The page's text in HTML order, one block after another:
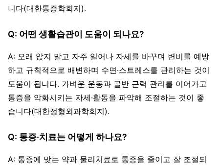
니다(대한통증학회지).
Q: 어떤 생활습관이 도움이 되나요?
A: 오래 앉지 말고 자주 일어나 자세를 바꾸며 변비를 예방
하고 규칙적으로 배변하며 수면·스트레스를 관리하는 것이
도움이 됩니다. 가벼운 운동과 골반 근력 관리를 이어가고
통증을 악화시키는 자세·활동을 파악해 조절하는 것이 좋
습니다(대한정형외과학회지).
Q: 통증·치료는 어떻게 하나요?
A: 통증에 맞는 약과 물리치료로 통증을 줄이고 잘 조절되